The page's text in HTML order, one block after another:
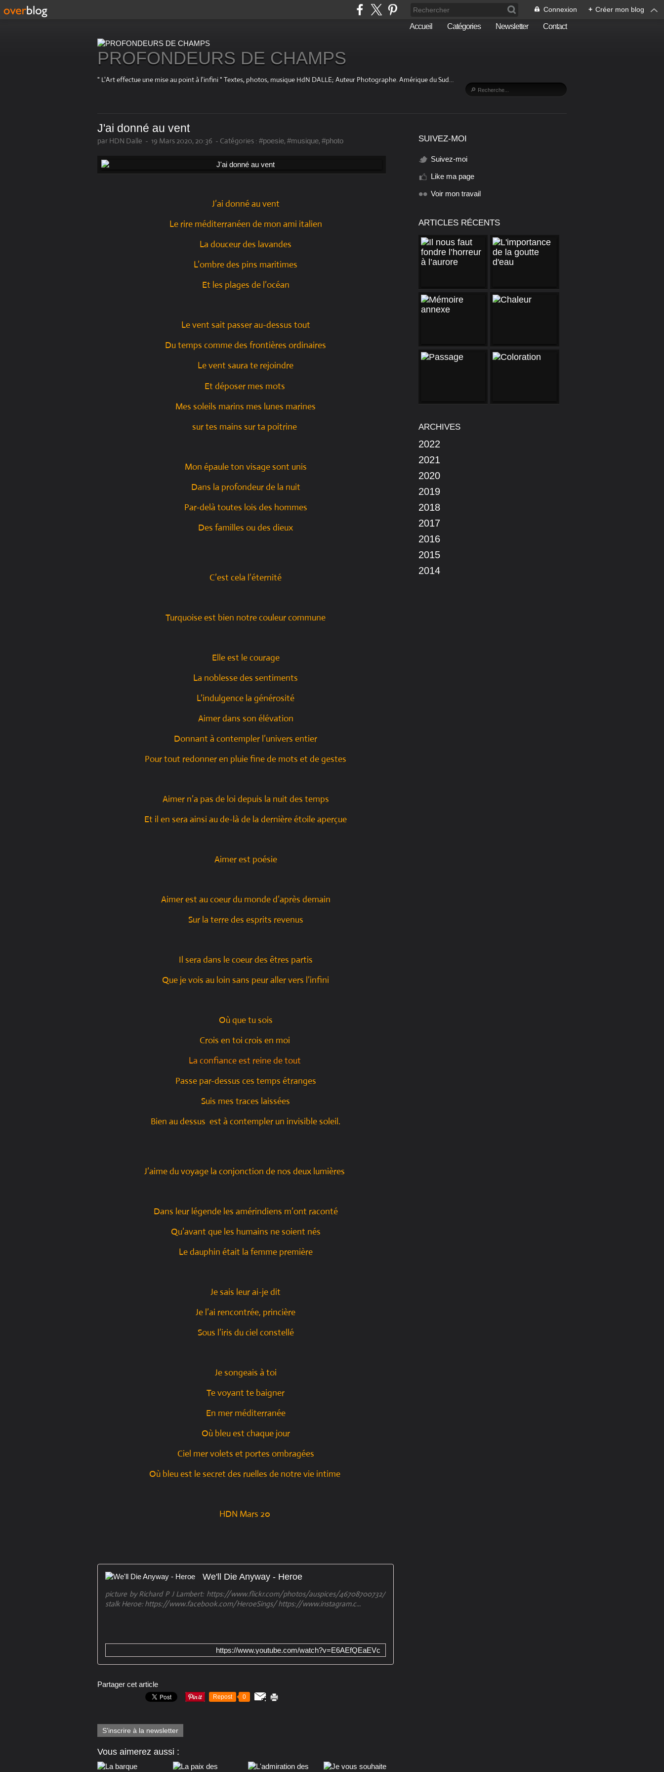
Connexion + Créer mon blog
Accueil Catégories Newsletter Contact
PROFONDEURS DE CHAMPS
" L'Art effectue une mise au point à l'infini " Textes, photos, musique HdN DALLE; Auteur Photographe. Amérique du Sud…
J'ai donné au vent
par HDN Dalle - 19 Mars 2020, 20:36 - Catégories : #poesie, #musique, #photo
J’ai donné au vent
Le rire méditerranéen de mon ami italien
La douceur des lavandes
L’ombre des pins maritimes
Et les plages de l’océan
Le vent sait passer au-dessus tout
Du temps comme des frontières ordinaires
Le vent saura te rejoindre
Et déposer mes mots
Mes soleils marins mes lunes marines
sur tes mains sur ta poitrine
Mon épaule ton visage sont unis
Dans la profondeur de la nuit
Par-delà toutes lois des hommes
Des familles ou des dieux
C’est cela l’éternité
Turquoise est bien notre couleur commune
Elle est le courage
La noblesse des sentiments
L’indulgence la générosité
Aimer dans son élévation
Donnant à contempler l’univers entier
Pour tout redonner en pluie fine de mots et de gestes
Aimer n’a pas de loi depuis la nuit des temps
Et il en sera ainsi au de-là de la dernière étoile aperçue
Aimer est poésie
Aimer est au coeur du monde d’après demain
Sur la terre des esprits revenus
Il sera dans le coeur des êtres partis
Que je vois au loin sans peur aller vers l’infini
Où que tu sois
Crois en toi crois en moi
La confiance est reine de tout
Passe par-dessus ces temps étranges
Suis mes traces laissées
Bien au dessus est à contempler un invisible soleil.
J’aime du voyage la conjonction de nos deux lumières
Dans leur légende les amérindiens m’ont raconté
Qu’avant que les humains ne soient nés
Le dauphin était la femme première
Je sais leur ai-je dit
Je l’ai rencontrée, princière
Sous l’iris du ciel constellé
Je songeais à toi
Te voyant te baigner
En mer méditerranée
Où bleu est chaque jour
Ciel mer volets et portes ombragées
Où bleu est le secret des ruelles de notre vie intime
HDN Mars 20
We'll Die Anyway - Heroe
picture by Richard P J Lambert: https://www.flickr.com/photos/auspices/46708700732/
stalk Heroe: https://www.facebook.com/HeroeSings/ https://www.instagram.c...
https://www.youtube.com/watch?v=E6AEfQEaEVc
Partager cet article
Repost 0
S'inscrire à la newsletter
Vous aimerez aussi :
SUIVEZ-MOI
Suivez-moi
Like ma page
Voir mon travail
ARTICLES RÉCENTS
ARCHIVES
2022
2021
2020
2019
2018
2017
2016
2015
2014